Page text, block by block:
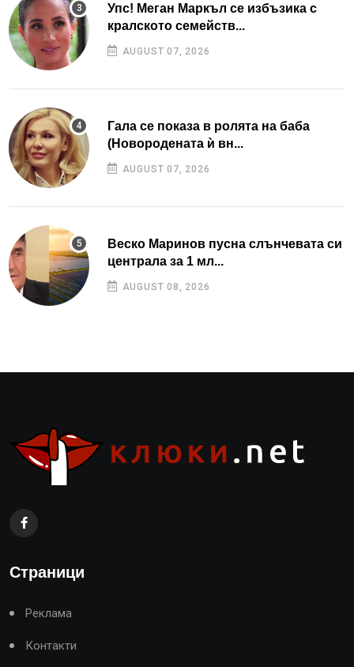
Упс! Меган Маркъл се избъзика с
кралското семейств...
AUGUST 07, 2026
Гала се показа в ролята на баба
(Новородената ѝ вн...
AUGUST 07, 2026
Веско Маринов пусна слънчевата си
централа за 1 мл...
AUGUST 08, 2026
Страници
Реклама
Контакти